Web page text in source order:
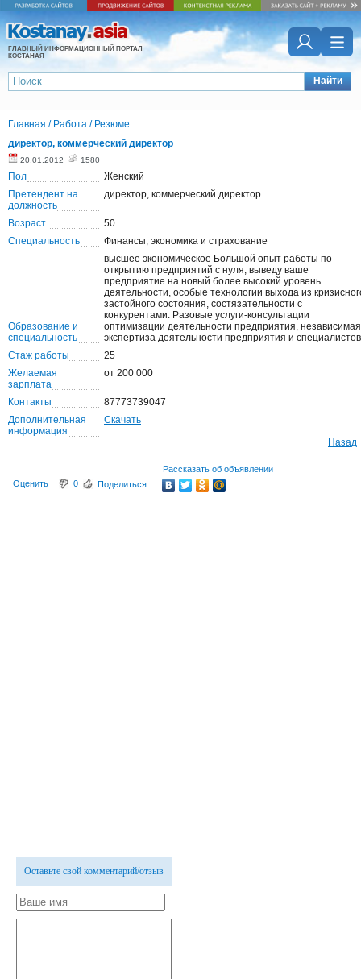
ГЛАВНЫЙ ИНФОРМАЦИОННЫЙ ПОРТАЛ
КОСТАНАЯ
Найти
Главная / Работа / Резюме
директор, коммерческий директор
20.01.2012 1580
Пол
Женский
Претендент на
должность
директор, коммерческий директор
Возраст
50
Специальность
Финансы, экономика и страхование
Образование и
специальность
высшее экономическое Большой опыт работы по
открытию предприятий с нуля, выведу ваше
предприятие на новый более высокий уровень
деятельности, особые технологии выхода из
застойного состояния, состязательности с
конкурентами. Разовые услуги-консультации
оптимизации деятельности предприятия, независимая
экспертиза деятельности предприятия и специалистов
Стаж работы
25
Желаемая
зарплата
от 200 000
Контакты
87773739047
Дополнительная
информация
Скачать
Назад
Рассказать об объявлении
Оценить
0 Поделиться:
Оставьте свой комментарий/отзыв